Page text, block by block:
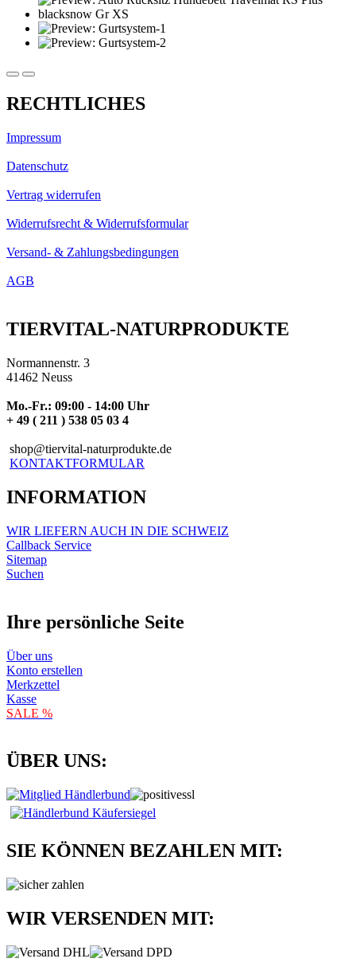
RECHTLICHES
Impressum
Datenschutz
Vertrag widerrufen
Widerrufsrecht & Widerrufsformular
Versand- & Zahlungsbedingungen
AGB
TIERVITAL-NATURPRODUKTE
Normannenstr. 3
41462 Neuss
Mo.-Fr.: 09:00 - 14:00 Uhr
+ 49 ( 211 ) 538 05 03 4
shop@tiervital-naturprodukte.de
KONTAKTFORMULAR
INFORMATION
WIR LIEFERN AUCH IN DIE SCHWEIZ
Callback Service
Sitemap
Suchen
Ihre persönliche Seite
Über uns
Konto erstellen
Merkzettel
Kasse
SALE %
ÜBER UNS:
SIE KÖNNEN BEZAHLEN MIT:
WIR VERSENDEN MIT: